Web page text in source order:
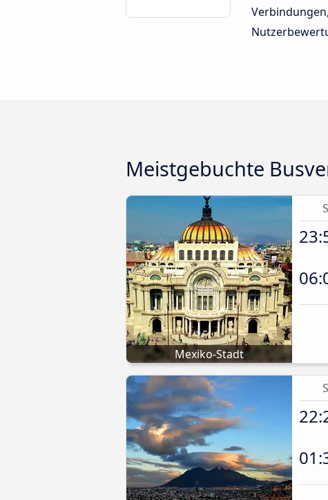
Meistgebuchte
Mexiko-Stadt